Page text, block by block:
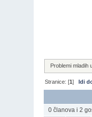
Problemi mladih
Stranice: [1]Idi
0 članova i 2